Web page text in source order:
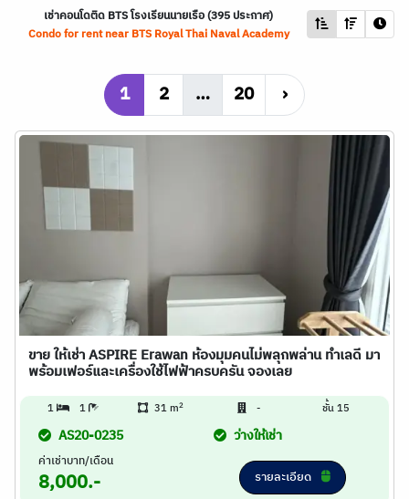
เช่าคอนโดติด BTSโรงเรียนนายเรือ (395 ประกาศ)
Condo for rent near BTSRoyal Thai Naval Academy
1 2 … 20 ›
ขาย ให้เช่า ASPIRE Erawan ห้องมุมคนไม่พลุกพล่าน ทำเลดี มา
พร้อมเฟอร์และเครื่องใช้ไฟฟ้าครบครัน จองเลย
1 1 31 m2 - ชั้น 15
AS20-0235 ว่างให้เช่า
ค่าเช่าบาท/เดือน
8,000.- รายละเอียด